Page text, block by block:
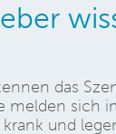
das
melden sich
krank und